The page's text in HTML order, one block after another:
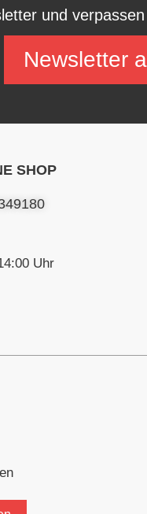
und
Newsletter
SHOP
Uhr